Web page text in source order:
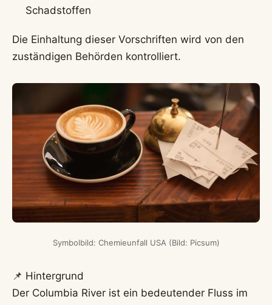
Schadstoffen
Die Einhaltung dieser Vorschriften wird von den
zuständigen Behörden kontrolliert.
Symbolbild: Chemieunfall USA (Bild: Picsum)
📌 Hintergrund
Der Columbia River ist ein bedeutender Fluss im